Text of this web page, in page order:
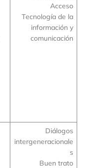
Acceso
Tecnología de la
información y
comunicación
Diálogos
intergeneracionale
s
Buen trato